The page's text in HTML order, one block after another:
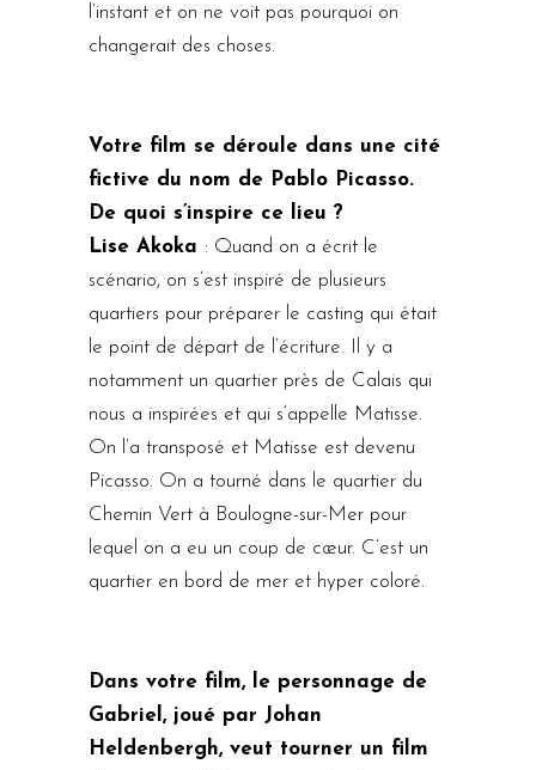
l’instant et on ne voit pas pourquoi on
changerait des choses.
Votre film se déroule dans une cité
fictive du nom de Pablo Picasso.
De quoi s’inspire ce lieu ?
Lise Akoka : Quand on a écrit le
scénario, on s’est inspiré de plusieurs
quartiers pour préparer le casting qui était
le point de départ de l’écriture. Il y a
notamment un quartier près de Calais qui
nous a inspirées et qui s’appelle Matisse.
On l’a transposé et Matisse est devenu
Picasso. On a tourné dans le quartier du
Chemin Vert à Boulogne-sur-Mer pour
lequel on a eu un coup de cœur. C’est un
quartier en bord de mer et hyper coloré.
Dans votre film, le personnage de
Gabriel, joué par Johan
Heldenbergh, veut tourner un film